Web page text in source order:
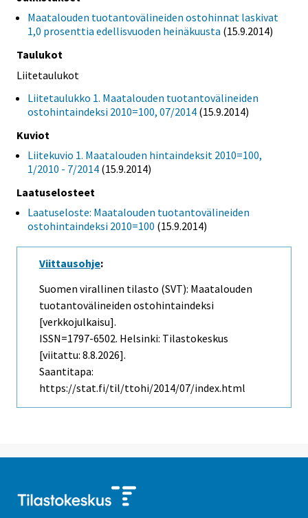
Maatalouden tuotantovälineiden ostohinnat laskivat
1,0 prosenttia edellisvuoden heinäkuusta (15.9.2014)
Taulukot
Liitetaulukot
Liitetaulukko 1. Maatalouden tuotantovälineiden
ostohintaindeksi 2010=100, 07/2014 (15.9.2014)
Kuviot
Liitekuvio 1. Maatalouden hintaindeksit 2010=100,
1/2010 - 7/2014 (15.9.2014)
Laatuselosteet
Laatuseloste: Maatalouden tuotantovälineiden
ostohintaindeksi 2010=100 (15.9.2014)
Viittausohje:
Suomen virallinen tilasto (SVT): Maatalouden
tuotantovälineiden ostohintaindeksi
[verkkojulkaisu].
ISSN=1797-6502. Helsinki: Tilastokeskus
[viitattu: 8.8.2026].
Saantitapa:
https://stat.fi/til/ttohi/2014/07/index.html